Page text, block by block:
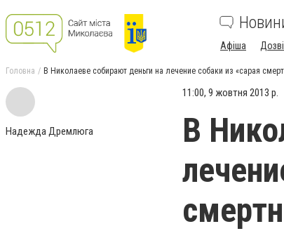
Афіша
Головна В Николаеве собирают деньги на лечение собаки из «сарая
Надежда Дремлюга
11:00, 9 жовтня 2013 р.
В